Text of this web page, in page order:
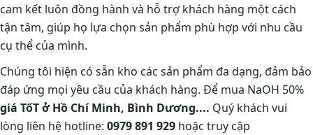
cam kết luôn đồng hành và hỗ trợ khách hàng một cách
tận tâm, giúp họ lựa chọn sản phẩm phù hợp với nhu cầu
cụ thể của mình.
Chúng tôi hiện có sẵn kho các sản phẩm đa dạng, đảm bảo
đáp ứng mọi yêu cầu của khách hàng. Để mua NaOH 50%
giá TốT ở Hồ Chí Minh, Bình Dương.... Quý khách vui
lòng liên hệ hotline: 0979 891 929 hoặc truy cập